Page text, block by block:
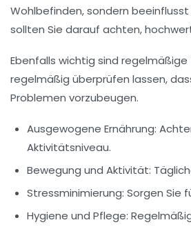
Wohlbefinden, sondern
sollten Sie darauf achten,
Ebenfalls wichtig sind regelmäßige
regelmäßig überprüfen lassen,
Problemen vorzubeugen.
Ausgewogene Ernährung:
Aktivitätsniveau.
Bewegung und Aktivität:
Stressminimierung: Sorgen Sie
Hygiene und Pflege: